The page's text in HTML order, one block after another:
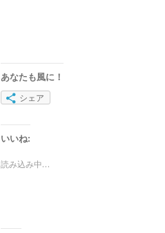
あなたも風に！
シェア
いいね:
読み込み中…